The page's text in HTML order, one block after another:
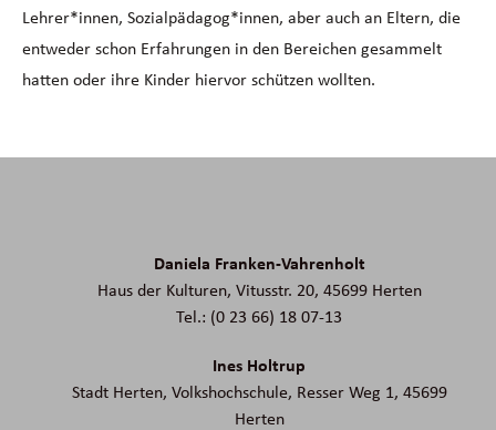
Lehrer*innen, Sozialpädagog*innen, aber auch an Eltern, die
entweder schon Erfahrungen in den Bereichen gesammelt
hatten oder ihre Kinder hiervor schützen wollten.
Daniela Franken-Vahrenholt
Haus der Kulturen, Vitusstr. 20, 45699 Herten
Tel.: (0 23 66) 18 07-13
Ines Holtrup
Stadt Herten, Volkshochschule, Resser Weg 1, 45699
Herten